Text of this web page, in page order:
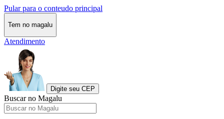
Pular para o conteudo principal
Tem no magalu
Atendimento
Digite seu CEP
Buscar no Magalu